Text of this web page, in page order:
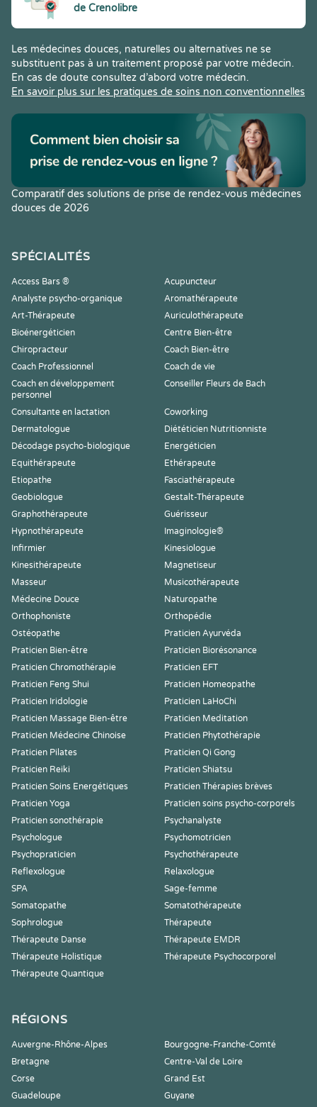
de Crenolibre
Les médecines douces, naturelles ou alternatives ne se
substituent pas à un traitement proposé par votre médecin.
En cas de doute consultez d’abord votre médecin.
En savoir plus sur les pratiques de soins non conventionnelles
Comparatif des solutions de prise de rendez-vous médecines
douces de 2026
SPÉCIALITÉS
Access Bars ®
Acupuncteur
Analyste psycho-organique
Aromathérapeute
Art-Thérapeute
Auriculothérapeute
Bioénergéticien
Centre Bien-être
Chiropracteur
Coach Bien-être
Coach Professionnel
Coach de vie
Coach en développement
personnel
Conseiller Fleurs de Bach
Consultante en lactation
Coworking
Dermatologue
Diététicien Nutritionniste
Décodage psycho-biologique
Energéticien
Equithérapeute
Ethérapeute
Etiopathe
Fasciathérapeute
Geobiologue
Gestalt-Thérapeute
Graphothérapeute
Guérisseur
Hypnothérapeute
Imaginologie®
Infirmier
Kinesiologue
Kinesithérapeute
Magnetiseur
Masseur
Musicothérapeute
Médecine Douce
Naturopathe
Orthophoniste
Orthopédie
Ostéopathe
Praticien Ayurvéda
Praticien Bien-être
Praticien Biorésonance
Praticien Chromothérapie
Praticien EFT
Praticien Feng Shui
Praticien Homeopathe
Praticien Iridologie
Praticien LaHoChi
Praticien Massage Bien-être
Praticien Meditation
Praticien Médecine Chinoise
Praticien Phytothérapie
Praticien Pilates
Praticien Qi Gong
Praticien Reiki
Praticien Shiatsu
Praticien Soins Energétiques
Praticien Thérapies brèves
Praticien Yoga
Praticien soins psycho-corporels
Praticien sonothérapie
Psychanalyste
Psychologue
Psychomotricien
Psychopraticien
Psychothérapeute
Reflexologue
Relaxologue
SPA
Sage-femme
Somatopathe
Somatothérapeute
Sophrologue
Thérapeute
Thérapeute Danse
Thérapeute EMDR
Thérapeute Holistique
Thérapeute Psychocorporel
Thérapeute Quantique
RÉGIONS
Auvergne-Rhône-Alpes
Bourgogne-Franche-Comté
Bretagne
Centre-Val de Loire
Corse
Grand Est
Guadeloupe
Guyane